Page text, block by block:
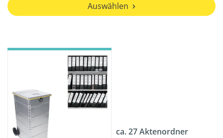
Auswählen
ca. 27 Aktenordner